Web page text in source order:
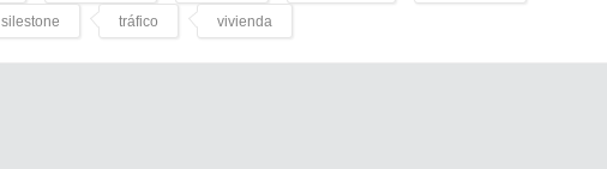
silestone tráfico vivienda